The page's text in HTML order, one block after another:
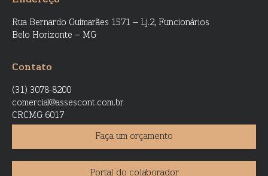
Rua Bernardo Guimarães 1571 – Lj.2, Funcionários
Belo Horizonte – MG
Contato
(31) 3078-8200
comercial@assescont.com.br
CRCMG 6017
Faça um orçamento
Portal do colaborador